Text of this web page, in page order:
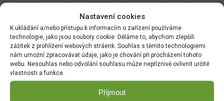
Nastavení cookies
K ukládání a/nebo přístupu k informacím o zařízení používáme
technologie, jako jsou soubory cookie. Děláme to, abychom zlepšili
zážitek z prohlížení webových stráenk. Souhlas s těmito technologiemi
nám umožní zpracovávat údaje, jako je chování při procházení tohoto
webu. Nesouhlas nebo odvolání souhlasu může nepříznivě ovlivnit určité
vlastnosti a funkce.
Přijmout
AGRO Garden Boom ONCE
A YEAR trávníkové hnojivo
15 k
DO KOŠÍKU
1,599.00Kč
Grodan sadbovací kostka
25x25x25mm bez
sadbovače
DO KOŠÍKU
3.00Kč
Forestina Hoštické hnojivé
tyčinky na bylinky 10 ks
na orchideje 35ml
DO KOŠÍKU